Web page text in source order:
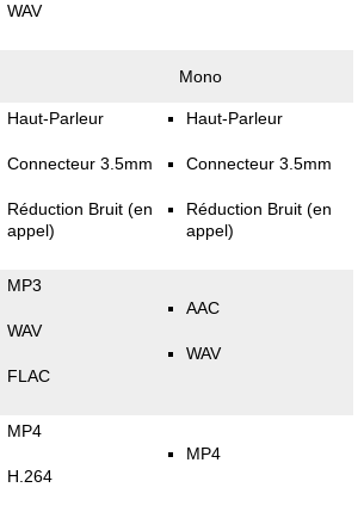
WAV
Mono
Haut-Parleur
Connecteur 3.5mm
Réduction Bruit (en
appel)
Haut-Parleur
Connecteur 3.5mm
Réduction Bruit (en
appel)
MP3
WAV
FLAC
AAC
WAV
MP4
H.264
MP4